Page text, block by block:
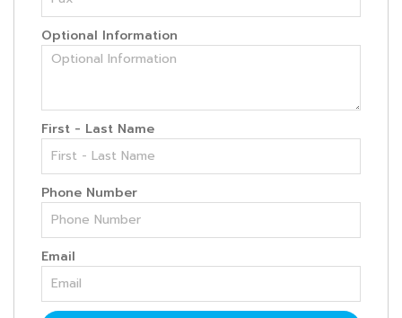
Optional Information
First - Last Name
Phone Number
Email